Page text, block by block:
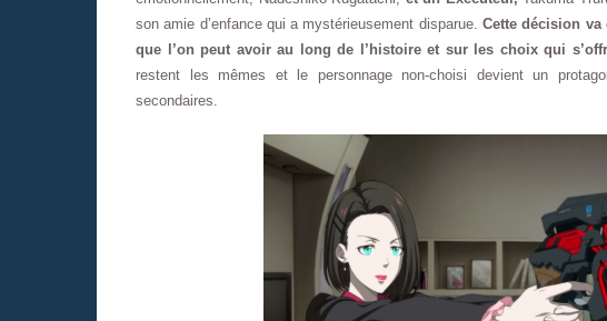
son amie d’enfance qui a mystérieusement disparue. Cette décision
que l’on peut avoir au long de l’histoire et sur les choix qui
restent les mêmes et le personnage non-choisi devient un
secondaires.